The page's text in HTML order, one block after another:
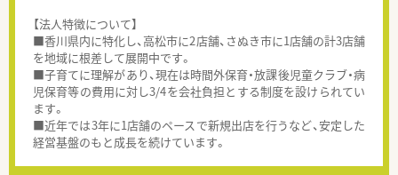
【法人特徴について】
■香川県内に特化し、高松市に2店舗、さぬき市に1店舗の計3店舗
を地域に根差して展開中です。
■子育てに理解があり、現在は時間外保育・放課後児童クラブ・病
児保育等の費用に対し3/4を会社負担とする制度を設けられてい
ます。
■近年では3年に1店舗のペースで新規出店を行うなど、安定した
経営基盤のもと成長を続けています。